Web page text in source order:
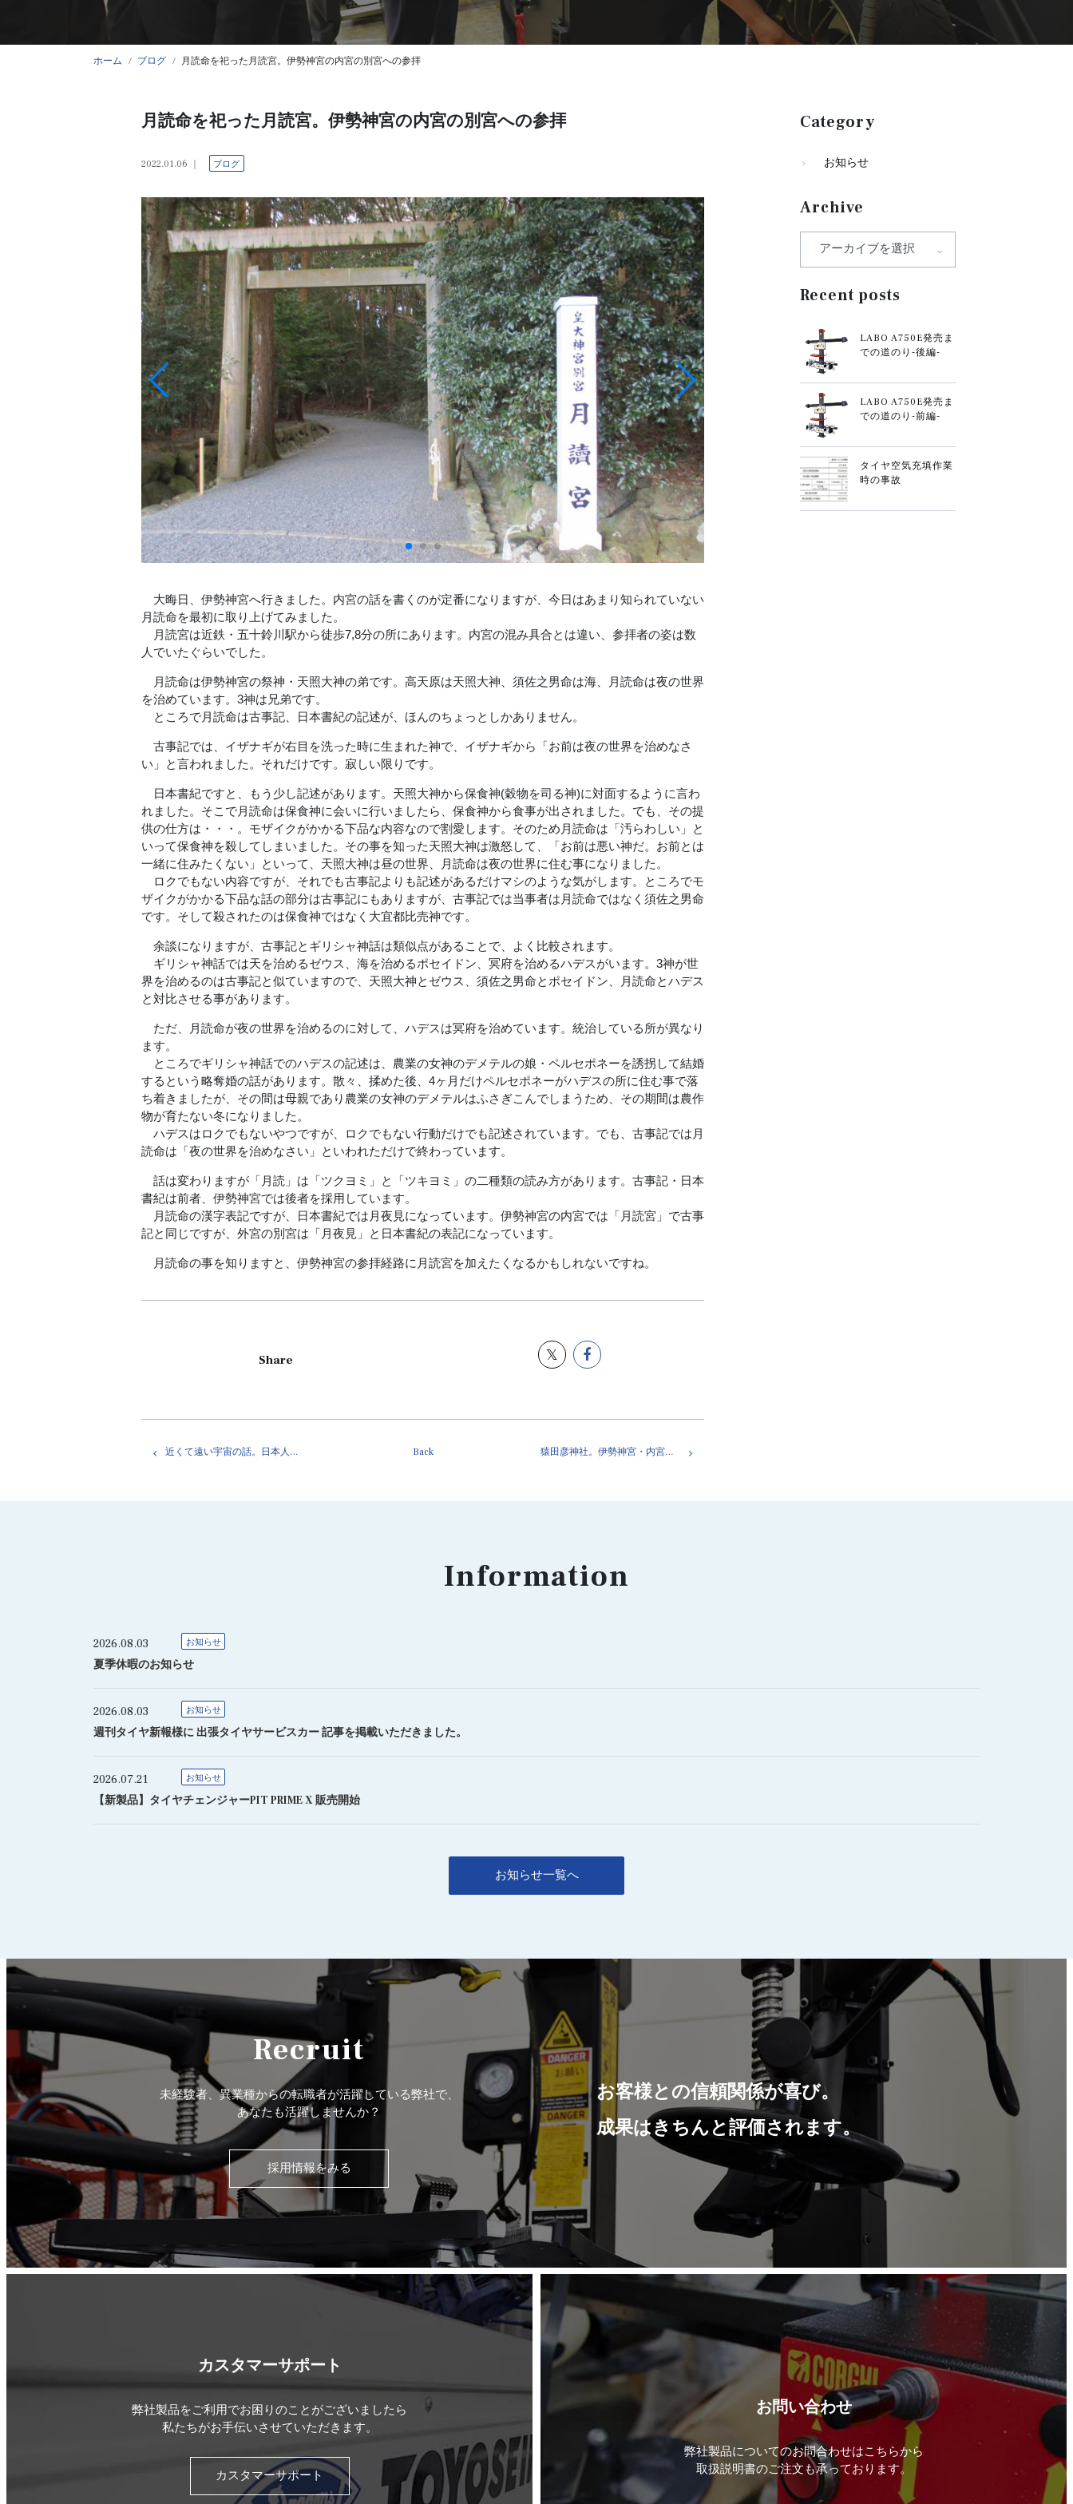
ホーム ブログ 月読命を祀った月読宮。伊勢神宮の内宮の別宮への参拝
月読命を祀った月読宮。伊勢神宮の内宮の別宮への参拝
2022.01.06 ブログ
大晦日、伊勢神宮へ行きました。内宮の話を書くのが定番になりますが、今日はあまり知られていない
月読命を最初に取り上げてみました。
月読宮は近鉄・五十鈴川駅から徒歩7,8分の所にあります。内宮の混み具合とは違い、参拝者の姿は数
人でいたぐらいでした。
月読命は伊勢神宮の祭神・天照大神の弟です。高天原は天照大神、須佐之男命は海、月読命は夜の世界
を治めています。3神は兄弟です。
ところで月読命は古事記、日本書紀の記述が、ほんのちょっとしかありません。
古事記では、イザナギが右目を洗った時に生まれた神で、イザナギから「お前は夜の世界を治めなさ
い」と言われました。それだけです。寂しい限りです。
日本書紀ですと、もう少し記述があります。天照大神から保食神(穀物を司る神)に対面するように言わ
れました。そこで月読命は保食神に会いに行いましたら、保食神から食事が出されました。でも、その提
供の仕方は・・・。モザイクがかかる下品な内容なので割愛します。そのため月読命は「汚らわしい」と
いって保食神を殺してしまいました。その事を知った天照大神は激怒して、「お前は悪い神だ。お前とは
一緒に住みたくない」といって、天照大神は昼の世界、月読命は夜の世界に住む事になりました。
ロクでもない内容ですが、それでも古事記よりも記述があるだけマシのような気がします。ところでモ
ザイクがかかる下品な話の部分は古事記にもありますが、古事記では当事者は月読命ではなく須佐之男命
です。そして殺されたのは保食神ではなく大宜都比売神です。
余談になりますが、古事記とギリシャ神話は類似点があることで、よく比較されます。
ギリシャ神話では天を治めるゼウス、海を治めるポセイドン、冥府を治めるハデスがいます。3神が世
界を治めるのは古事記と似ていますので、天照大神とゼウス、須佐之男命とポセイドン、月読命とハデス
と対比させる事があります。
ただ、月読命が夜の世界を治めるのに対して、ハデスは冥府を治めています。統治している所が異なり
ます。
ところでギリシャ神話でのハデスの記述は、農業の女神のデメテルの娘・ペルセポネーを誘拐して結婚
するという略奪婚の話があります。散々、揉めた後、4ヶ月だけペルセポネーがハデスの所に住む事で落
ち着きましたが、その間は母親であり農業の女神のデメテルはふさぎこんでしまうため、その期間は農作
物が育たない冬になりました。
ハデスはロクでもないやつですが、ロクでもない行動だけでも記述されています。でも、古事記では月
読命は「夜の世界を治めなさい」といわれただけで終わっています。
話は変わりますが「月読」は「ツクヨミ」と「ツキヨミ」の二種類の読み方があります。古事記・日本
書紀は前者、伊勢神宮では後者を採用しています。
月読命の漢字表記ですが、日本書紀では月夜見になっています。伊勢神宮の内宮では「月読宮」で古事
記と同じですが、外宮の別宮は「月夜見」と日本書紀の表記になっています。
月読命の事を知りますと、伊勢神宮の参拝経路に月読宮を加えたくなるかもしれないですね。
Share
近くて遠い宇宙の話。日本人初の宇宙飛行士・秋山豊寛さんから31年 Back 猿田彦神社。伊勢神宮・内宮の近く。
Category
お知らせ
Archive
Recent posts
LABO A750E発売ま
での道のり-後編-
LABO A750E発売ま
での道のり-前編-
タイヤ空気充填作業
時の事故
Information
2026.08.03 お知らせ
夏季休暇のお知らせ
2026.08.03 お知らせ
週刊タイヤ新報様に 出張タイヤサービスカー 記事を掲載いただきました。
2026.07.21 お知らせ
【新製品】タイヤチェンジャーPIT PRIME X 販売開始
お知らせ一覧へ
お客様との信頼関係が喜び。
成果はきちんと評価されます。
Recruit
未経験者、異業種からの転職者が活躍している弊社で、
あなたも活躍しませんか？
採用情報をみる
カスタマーサポート
弊社製品をご利用でお困りのことがございましたら
私たちがお手伝いさせていただきます。
カスタマーサポート
お問い合わせ
弊社製品についてのお問合わせはこちらから
取扱説明書のご注文も承っております。